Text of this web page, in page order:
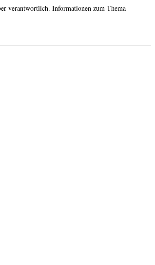
verantwortlich. Informationen zum Thema